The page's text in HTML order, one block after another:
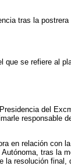
tras la postrera
que se refiere al
del
responsable
en relación con
tras la
la resolución final,